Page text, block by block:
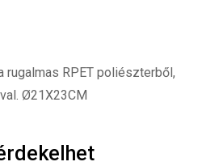
rugalmas RPET poliészterből,
Ø21X23CM